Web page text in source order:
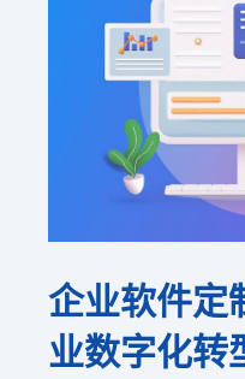
企业软件定
业数字化转